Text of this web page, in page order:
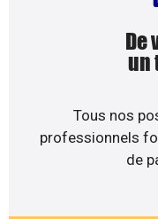
De
un
Tous nos
professionnels
de